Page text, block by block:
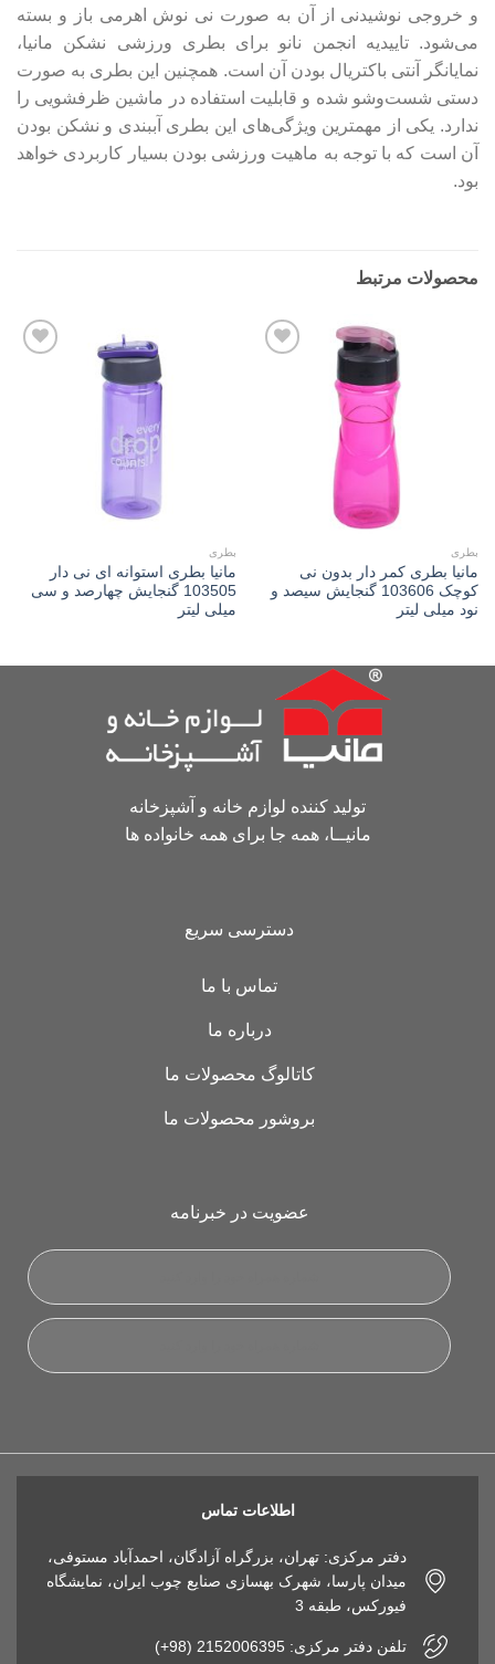
و خروجی نوشیدنی از آن به صورت نی نوش اهرمی باز و بسته
می‌شود.تاییدیه انجمن نانو برای بطری ورزشی نشکن مانیا،
نمایانگر آنتی باکتریال بودن آن است. همچنین این بطری به صورت
دستی شست‌وشو شده و قابلیت استفاده در ماشین ظرفشویی را
ندارد. یکی از مهمترین ویژگی‌های این بطری آببندی و نشکن بودن
آن است که با توجه به ماهیت ورزشی بودن بسیار کاربردی خواهد
بود.
محصولات مرتبط
بطری
مانیا بطری کمر دار بدون نی
کوچک 103606 گنجایش سیصد و
نود میلی لیتر
بطری
مانیا بطری استوانه ای نی دار
103505 گنجایش چهارصد و سی
میلی لیتر
تولید کننده لوازم خانه و آشپزخانه
مانیــا، همه جا برای همه خانواده ها
دسترسی سریع
تماس با ما
درباره ما
کاتالوگ محصولات ما
بروشور محصولات ما
عضویت در خبرنامه
اطلاعات تماس
دفتر مرکزی: تهران، بزرگراه آزادگان، احمدآباد مستوفی،
میدان پارسا، شهرک بهسازی صنایع چوب ایران، نمایشگاه
فیورکس، طبقه 3
تلفن دفتر مرکزی: 2152006395 (98+)